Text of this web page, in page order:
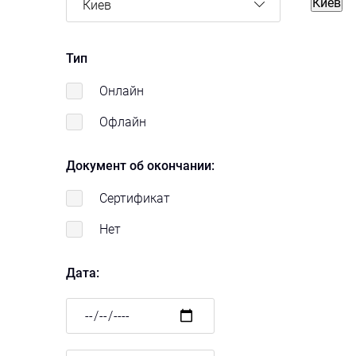
Киев
Тип
Онлайн
Офлайн
Документ об окончании:
Сертификат
Нет
Дата:
Дата